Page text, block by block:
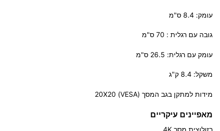
עומק: 8.4 ס"מ
גובה עם רגלית : 70 ס"מ
עומק עם רגלית: 26.5 ס"מ
משקל: 8.4 ק"ג
מידות למתקן בגב המסך (VESA
) 20X20
מאפיינים עיקריים